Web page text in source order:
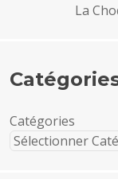
La
Catégories